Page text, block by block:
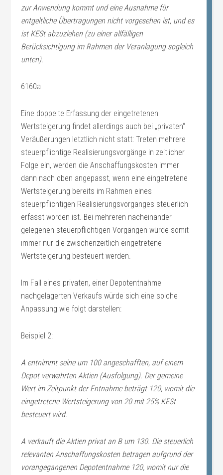
zur Anwendung kommt und eine Ausnahme für
entgeltliche Übertragungen nicht vorgesehen ist, und es
ist KESt abzuziehen (zu einer allfälligen
Berücksichtigung im Rahmen der Veranlagung sogleich
unten).
6160a
Eine doppelte Erfassung der eingetretenen
Wertsteigerung findet allerdings auch bei „privaten“
Veräußerungen letztlich nicht statt: Treten mehrere
steuerpflichtige Realisierungsvorgänge in zeitlicher
Folge ein, werden die Anschaffungskosten immer
dann nach oben angepasst, wenn eine eingetretene
Wertsteigerung bereits im Rahmen eines
steuerpflichtigen Realisierungsvorganges steuerlich
erfasst worden ist. Bei mehreren nacheinander
gelegenen steuerpflichtigen Vorgängen würde somit
immer nur die zwischenzeitlich eingetretene
Wertsteigerung besteuert werden.
Im Fall eines privaten, einer Depotentnahme
nachgelagerten Verkaufs würde sich eine solche
Anpassung wie folgt darstellen:
Beispiel 2:
A entnimmt seine um 100 angeschafften, auf einem
Depot verwahrten Aktien (Ausfolgung). Der gemeine
Wert im Zeitpunkt der Entnahme beträgt 120, womit die
eingetretene Wertsteigerung von 20 mit 25% KESt
besteuert wird.
A verkauft die Aktien privat an B um 130. Die steuerlich
relevanten Anschaffungskosten betragen aufgrund der
vorangegangenen Depotentnahme 120, womit nur die